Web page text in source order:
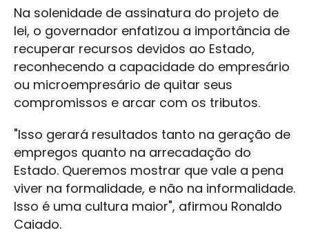
Na solenidade de assinatura do projeto de
lei, o governador enfatizou a importância de
recuperar recursos devidos ao Estado,
reconhecendo a capacidade do empresário
ou microempresário de quitar seus
compromissos e arcar com os tributos.
"Isso gerará resultados tanto na geração de
empregos quanto na arrecadação do
Estado. Queremos mostrar que vale a pena
viver na formalidade, e não na informalidade.
Isso é uma cultura maior", afirmou Ronaldo
Caiado.